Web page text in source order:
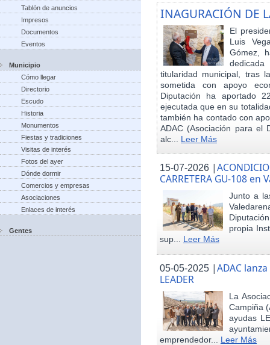
Tablón de anuncios
Impresos
Documentos
Eventos
Municipio
Cómo llegar
Directorio
Escudo
Historia
Monumentos
Fiestas y tradiciones
Visitas de interés
Fotos del ayer
Dónde dormir
Comercios y empresas
Asociaciones
Enlaces de interés
Gentes
INAGURACIÓN DE
El
Luis
Gómez,
titularidad municipal, tras
sometida con apoyo
Diputación ha aportado
ejecutada que en su
también ha contado con
ADAC (Asociación para el
alc... Leer Más
15-07-2026 |
CARRETERA GU-108 en
Junto a
propia
sup... Leer Más
05-05-2025 |ADAC
LEADER
La
Campiña
ayudas
emprendedor... Leer Más